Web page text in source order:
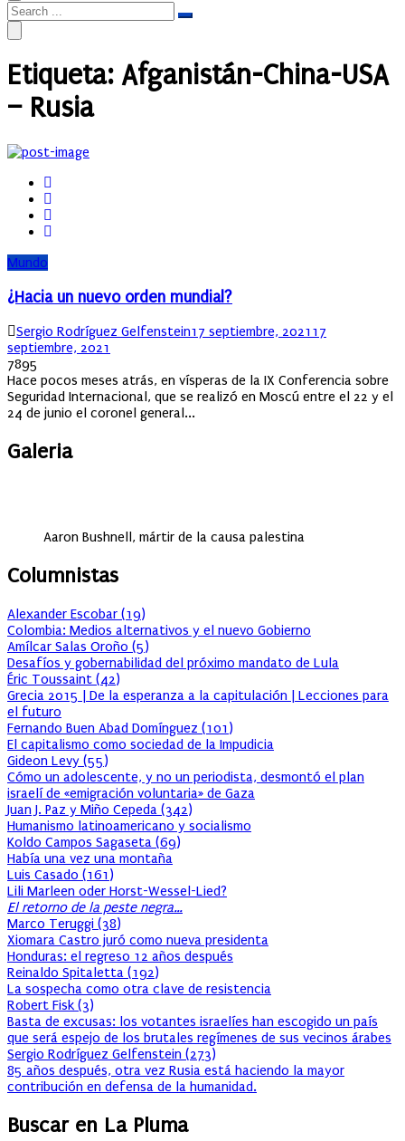
Etiqueta: Afganistán-China-USA
– Rusia
Mundo
¿Hacia un nuevo orden mundial?
Author
Sergio Rodríguez GelfensteinPosted
17 septiembre, 202117
septiembre, 2021
7895
Hace pocos meses atrás, en vísperas de la IX Conferencia sobre
Seguridad Internacional, que se realizó en Moscú entre el 22 y el
24 de junio el coronel general...
Galeria
Aaron Bushnell, mártir de la causa palestina
Columnistas
Alexander Escobar (19)
Colombia: Medios alternativos y el nuevo Gobierno
Amílcar Salas Oroño (5)
Desafíos y gobernabilidad del próximo mandato de Lula
Éric Toussaint (42)
Grecia 2015 | De la esperanza a la capitulación | Lecciones para
el futuro
Fernando Buen Abad Domínguez (101)
El capitalismo como sociedad de la Impudicia
Gideon Levy (55)
Cómo un adolescente, y no un periodista, desmontó el plan
israelí de «emigración voluntaria» de Gaza
Juan J. Paz y Miño Cepeda (342)
Humanismo latinoamericano y socialismo
Koldo Campos Sagaseta (69)
Había una vez una montaña
Luis Casado (161)
Lili Marleen oder Horst-Wessel-Lied?
El retorno de la peste negra…
Marco Teruggi (38)
Xiomara Castro juró como nueva presidenta
Honduras: el regreso 12 años después
Reinaldo Spitaletta (192)
La sospecha como otra clave de resistencia
Robert Fisk (3)
Basta de excusas: los votantes israelíes han escogido un país
que será espejo de los brutales regímenes de sus vecinos árabes
Sergio Rodríguez Gelfenstein (273)
85 años después, otra vez Rusia está haciendo la mayor
contribución en defensa de la humanidad.
Buscar en La Pluma